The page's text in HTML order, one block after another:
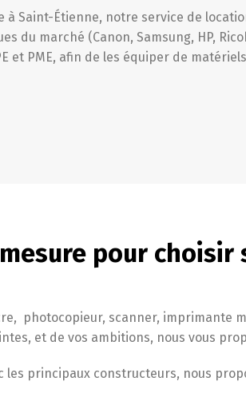
Saint-Étienne, notre service de
du marché (Canon, Samsung, HP,
et PME, afin de les équiper de
pour
photocopieur, scanner, imprimante
et de vos ambitions, nous vous
les principaux constructeurs, nous